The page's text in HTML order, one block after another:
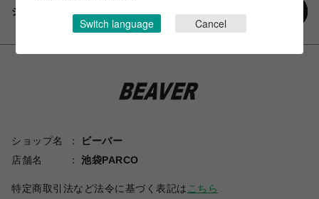
シェアする
ショップ名
ビーバー
店舗名
池袋PARCO
特定商取引法など法令に基づく表記は こちら
Switch language Cancel